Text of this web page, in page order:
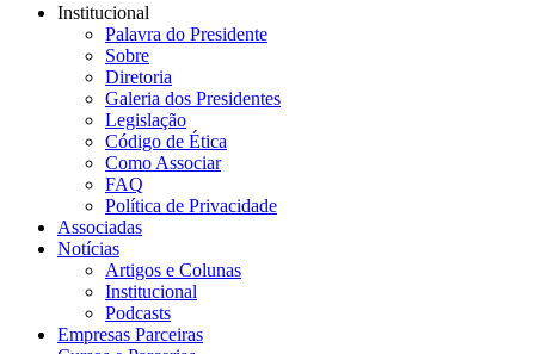
Institucional
Palavra do Presidente
Sobre
Diretoria
Galeria dos Presidentes
Legislação
Código de Ética
Como Associar
FAQ
Política de Privacidade
Associadas
Notícias
Artigos e Colunas
Institucional
Podcasts
Empresas Parceiras